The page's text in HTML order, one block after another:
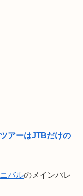
アーはJTBだけの
バルのメインパレ